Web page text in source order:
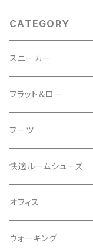
CATEGORY
スニーカー
フラット＆ロー
ブーツ
快適ルームシューズ
オフィス
ウォーキング